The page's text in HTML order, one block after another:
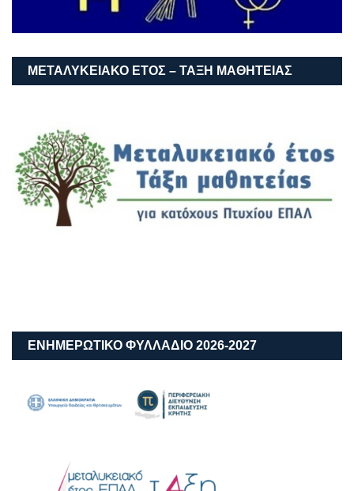
ΜΕΤΑΛΥΚΕΙΑΚΌ ΈΤΟΣ – ΤΆΞΗ ΜΑΘΗΤΕΊΑΣ
ΕΝΗΜΕΡΩΤΙΚΟ ΦΥΛΛΑΔΙΟ 2026-2027